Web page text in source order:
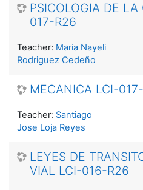
PSICOLOGIA DE
017-R26
Teacher: Maria Nayeli
Rodriguez Cedeño
MECANICA LCI-
Teacher: Santiago
Jose Loja Reyes
LEYES DE
VIAL LCI-016-R26